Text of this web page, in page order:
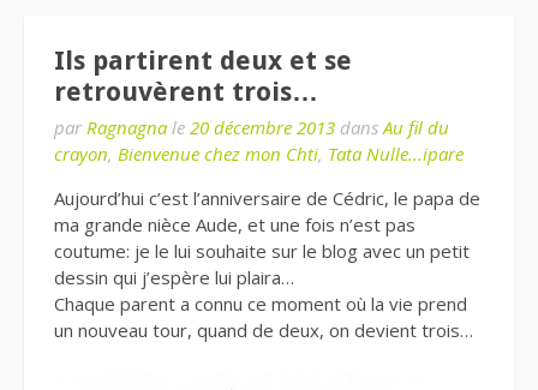
Ils partirent deux et se
retrouvèrent trois…
par Ragnagna le 20 décembre 2013 dans Au fil du
crayon, Bienvenue chez mon Chti, Tata Nulle...ipare
Aujourd’hui c’est l’anniversaire de Cédric, le papa de
ma grande nièce Aude, et une fois n’est pas
coutume: je le lui souhaite sur le blog avec un petit
dessin qui j’espère lui plaira…
Chaque parent a connu ce moment où la vie prend
un nouveau tour, quand de deux, on devient trois…